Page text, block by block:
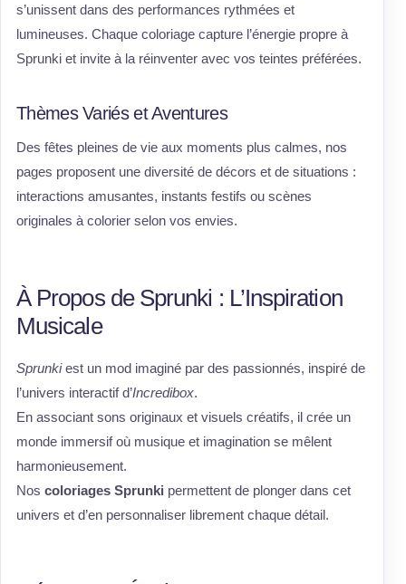
s’unissent dans des performances rythmées et
lumineuses. Chaque coloriage capture l’énergie propre à
Sprunki et invite à la réinventer avec vos teintes préférées.
Thèmes Variés et Aventures
Des fêtes pleines de vie aux moments plus calmes, nos
pages proposent une diversité de décors et de situations :
interactions amusantes, instants festifs ou scènes
originales à colorier selon vos envies.
À Propos de Sprunki : L’Inspiration
Musicale
Sprunkiest un mod imaginé par des passionnés, inspiré de
l’univers interactif d’Incredibox.
En associant sons originaux et visuels créatifs, il crée un
monde immersif où musique et imagination se mêlent
harmonieusement.
Nos coloriages Sprunki permettent de plonger dans cet
univers et d’en personnaliser librement chaque détail.